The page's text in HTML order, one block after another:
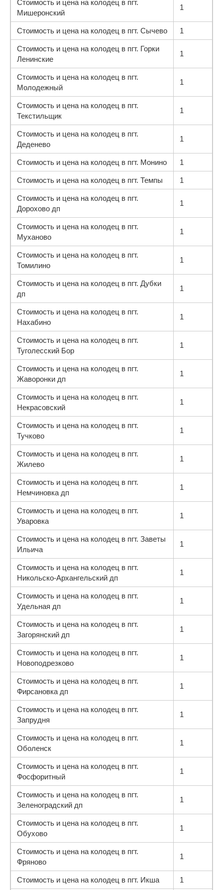
Стоимость и цена на колодец в пгт.
Мишеронский
1
Стоимость и цена на колодец в пгт. Сычево 1
Стоимость и цена на колодец в пгт. Горки
Ленинские
1
Стоимость и цена на колодец в пгт.
Молодежный
1
Стоимость и цена на колодец в пгт.
Текстильщик
1
Стоимость и цена на колодец в пгт.
Деденево
1
Стоимость и цена на колодец в пгт. Монино 1
Стоимость и цена на колодец в пгт. Темпы 1
Стоимость и цена на колодец в пгт.
Дорохово дп
1
Стоимость и цена на колодец в пгт.
Муханово
1
Стоимость и цена на колодец в пгт.
Томилино
1
Стоимость и цена на колодец в пгт. Дубки
дп
1
Стоимость и цена на колодец в пгт.
Нахабино
1
Стоимость и цена на колодец в пгт.
Туголесский Бор
1
Стоимость и цена на колодец в пгт.
Жаворонки дп
1
Стоимость и цена на колодец в пгт.
Некрасовский
1
Стоимость и цена на колодец в пгт.
Тучково
1
Стоимость и цена на колодец в пгт.
Жилево
1
Стоимость и цена на колодец в пгт.
Немчиновка дп
1
Стоимость и цена на колодец в пгт.
Уваровка
1
Стоимость и цена на колодец в пгт. Заветы
Ильича
1
Стоимость и цена на колодец в пгт.
Никольско-Архангельский дп
1
Стоимость и цена на колодец в пгт.
Удельная дп
1
Стоимость и цена на колодец в пгт.
Загорянский дп
1
Стоимость и цена на колодец в пгт.
Новоподрезково
1
Стоимость и цена на колодец в пгт.
Фирсановка дп
1
Стоимость и цена на колодец в пгт.
Запрудня
1
Стоимость и цена на колодец в пгт.
Оболенск
1
Стоимость и цена на колодец в пгт.
Фосфоритный
1
Стоимость и цена на колодец в пгт.
Зеленоградский дп
1
Стоимость и цена на колодец в пгт.
Обухово
1
Стоимость и цена на колодец в пгт.
Фряново
1
Стоимость и цена на колодец в пгт. Икша 1